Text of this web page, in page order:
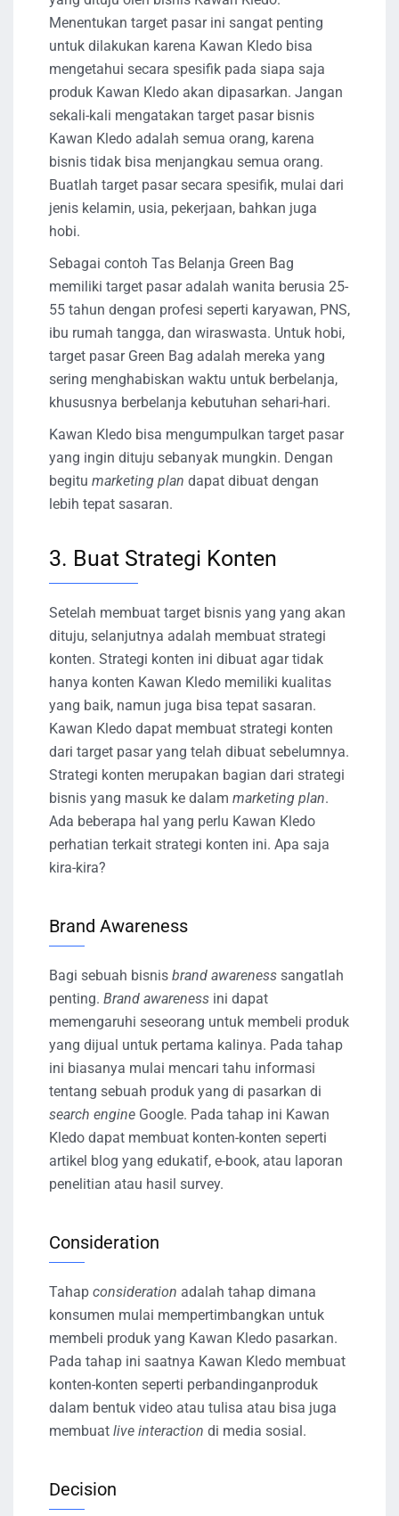
Menentukan target pasar ini sangat penting
untuk dilakukan karena Kawan Kledo bisa
mengetahui secara spesifik pada siapa saja
produk Kawan Kledo akan dipasarkan. Jangan
sekali-kali mengatakan target pasar bisnis
Kawan Kledo adalah semua orang, karena
bisnis tidak bisa menjangkau semua orang.
Buatlah target pasar secara spesifik, mulai dari
jenis kelamin, usia, pekerjaan, bahkan juga
hobi.
Sebagai contoh Tas Belanja Green Bag
memiliki target pasar adalah wanita berusia 25-
55 tahun dengan profesi seperti karyawan, PNS,
ibu rumah tangga, dan wiraswasta. Untuk hobi,
target pasar Green Bag adalah mereka yang
sering menghabiskan waktu untuk berbelanja,
khususnya berbelanja kebutuhan sehari-hari.
Kawan Kledo bisa mengumpulkan target pasar
yang ingin dituju sebanyak mungkin. Dengan
begitu marketing plan dapat dibuat dengan
lebih tepat sasaran.
3. Buat Strategi Konten
Setelah membuat target bisnis yang yang akan
dituju, selanjutnya adalah membuat strategi
konten. Strategi konten ini dibuat agar tidak
hanya konten Kawan Kledo memiliki kualitas
yang baik, namun juga bisa tepat sasaran.
Kawan Kledo dapat membuat strategi konten
dari target pasar yang telah dibuat sebelumnya.
Strategi konten merupakan bagian dari strategi
bisnis yang masuk ke dalam marketing plan.
Ada beberapa hal yang perlu Kawan Kledo
perhatian terkait strategi konten ini. Apa saja
kira-kira?
Brand Awareness
Bagi sebuah bisnis brand awareness sangatlah
penting. Brand awareness ini dapat
memengaruhi seseorang untuk membeli produk
yang dijual untuk pertama kalinya. Pada tahap
ini biasanya mulai mencari tahu informasi
tentang sebuah produk yang di pasarkan di
search engine Google. Pada tahap ini Kawan
Kledo dapat membuat konten-konten seperti
artikel blog yang edukatif, e-book, atau laporan
penelitian atau hasil survey.
Consideration
Tahap consideration adalah tahap dimana
konsumen mulai mempertimbangkan untuk
membeli produk yang Kawan Kledo pasarkan.
Pada tahap ini saatnya Kawan Kledo membuat
konten-konten seperti perbandinganproduk
dalam bentuk video atau tulisa atau bisa juga
membuat live interaction di media sosial.
Decision